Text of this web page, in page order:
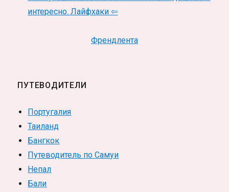
интересно. Лайфхаки ⇦
Френдлента
ПУТЕВОДИТЕЛИ
Португалия
Таиланд
Бангкок
Путеводитель по Самуи
Непал
Бали